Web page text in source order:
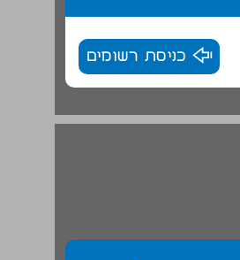
כניסת רשומים